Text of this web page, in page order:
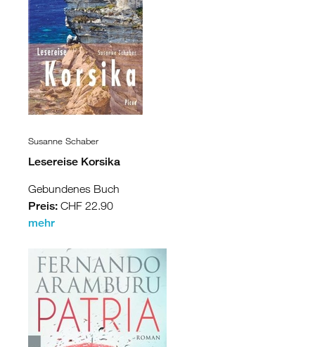
Susanne Schaber
Lesereise Korsika
Gebundenes Buch
Preis: CHF 22.90
mehr